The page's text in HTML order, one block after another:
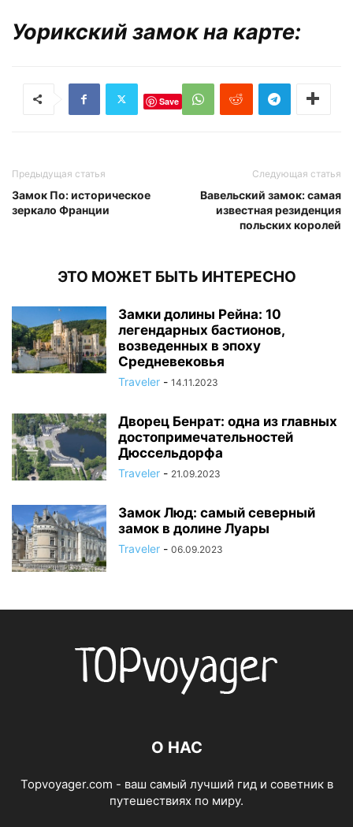
Уорикский замок на карте:
Save
Предыдущая статья
Замок По: историческое
зеркало Франции
Следующая статья
Вавельский замок: самая
известная резиденция
польских королей
ЭТО МОЖЕТ БЫТЬ ИНТЕРЕСНО
Замки долины Рейна: 10
легендарных бастионов,
возведенных в эпоху
Средневековья
Traveler - 14.11.2023
Дворец Бенрат: одна из главных
достопримечательностей
Дюссельдорфа
Traveler - 21.09.2023
Замок Люд: самый северный
замок в долине Луары
Traveler - 06.09.2023
О НАС
Topvoyager.com - ваш самый лучший гид и советник в
путешествиях по миру.